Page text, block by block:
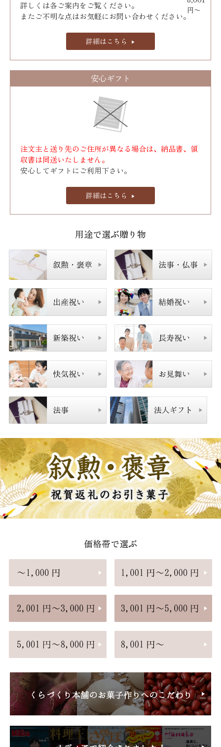
円〜
詳しくは各ご案内をご覧ください。
またご不明な点はお気軽にお問い合わせください。
詳細はこちら
安心ギフト
注文主と送り先のご住所が異なる場合は、納品書、領
収書は同送いたしません。
安心してギフトにご利用下さい。
詳細はこちら
用途で選ぶ贈り物
価格帯で選ぶ